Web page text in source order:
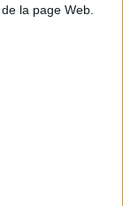
la page Web.